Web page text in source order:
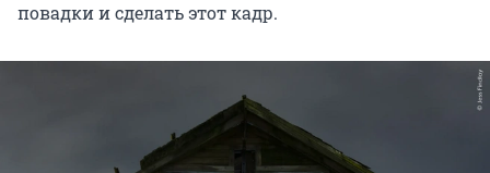
повадки и сделать этот кадр.